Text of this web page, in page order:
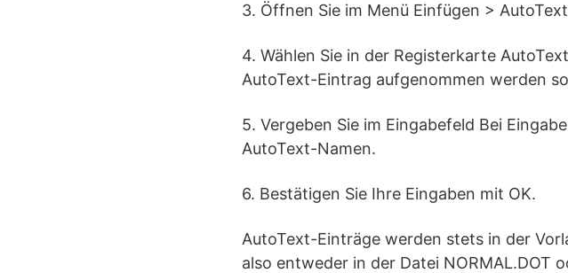
3. Öffnen Sie im Menü Einfügen >
4. Wählen Sie in der Registerkarte
AutoText-Eintrag aufgenommen werden
5. Vergeben Sie im Eingabefeld Bei
AutoText-Namen.
6. Bestätigen Sie Ihre Eingaben mit OK.
AutoText-Einträge werden stets in der
also entweder in der Datei NORMAL.DOT